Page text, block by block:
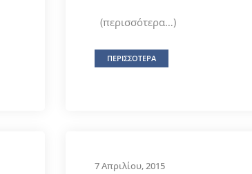
(περισσότερα…)
ΠΕΡΙΣΣΟΤΕΡΑ
7 Απριλίου, 2015